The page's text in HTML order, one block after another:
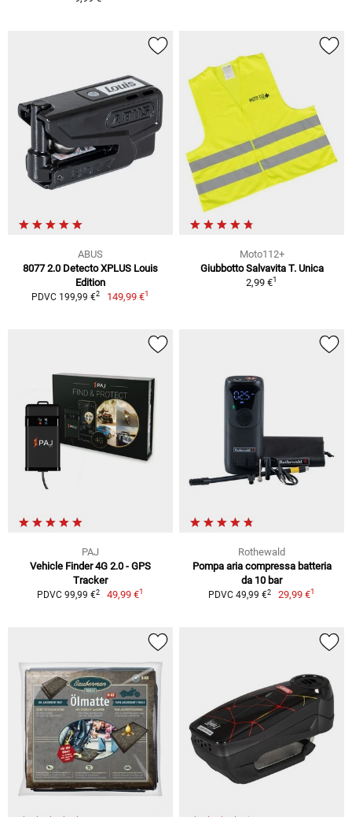
ABUS
8077 2.0 Detecto XPLUS Louis
Edition
PDVC 199,99 €2 149,99 €1
Moto112+
Giubbotto Salvavita T. Unica
2,99 €1
PAJ
Vehicle Finder 4G 2.0 - GPS
Tracker
PDVC 99,99 €2 49,99 €1
Rothewald
Pompa aria compressa batteria
da 10 bar
PDVC 49,99 €2 29,99 €1